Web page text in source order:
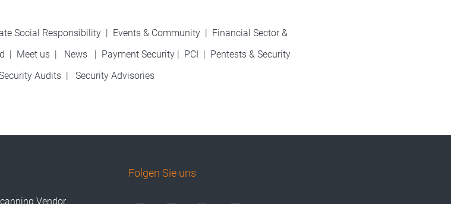
Social Responsibility| Events & Community
Financial Sector &
Meet us| News Payment Security| PCI
Pentests & Security
Audits| Security Advisories
Vendor
Folgen Sie uns